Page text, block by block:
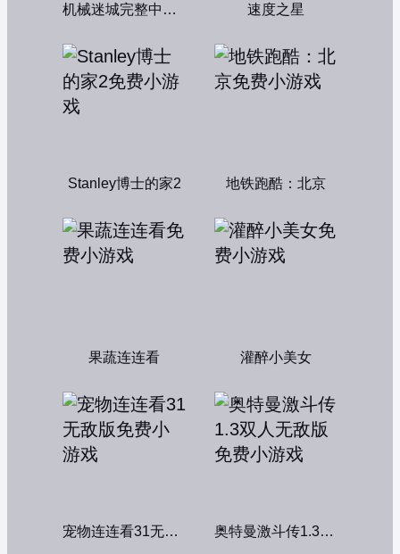
机械迷城完整中文版 速度之星
Stanley博士的家2 地铁跑酷：北京
果蔬连连看 灌醉小美女
宠物连连看31无敌版 奥特曼激斗传1.3双人无敌版